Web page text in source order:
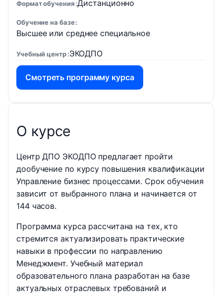
Формат обучения Дистанционно
Обучение на базе
Высшее или среднее специальное
Учебный центр ЭКОДПО
Смотреть программу курса
О курсе
Центр ДПО ЭКОДПО предлагает пройти
дообучение по курсу повышения квалификации
Управление бизнес процессами. Срок обучения
зависит от выбранного плана и начинается от
144 часов.
Программа курса рассчитана на тех, кто
стремится актуализировать практические
навыки в профессии по направлению
Менеджмент. Учебный материал
образовательного плана разработан на базе
актуальных отраслевых требований и